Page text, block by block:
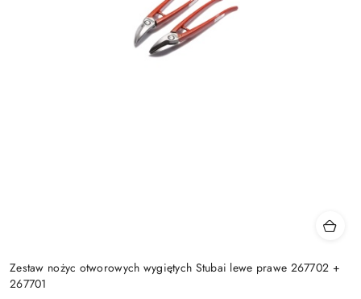
Zestaw nożyc otworowych wygiętych Stubai lewe prawe 267702 +
267701